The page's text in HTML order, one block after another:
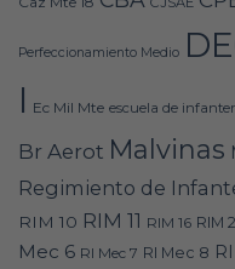
Perfeccionamiento Medio
I Ec Mil Mte escuela de
Br Aerot Malvinas
Regimiento de
RIM 10 RIM 11 RIM 16 RIM
Mec 6 RI Mec 7 RI Mec 8